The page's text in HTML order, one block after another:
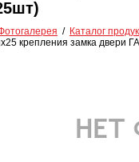
Каталог
крепления замка двери